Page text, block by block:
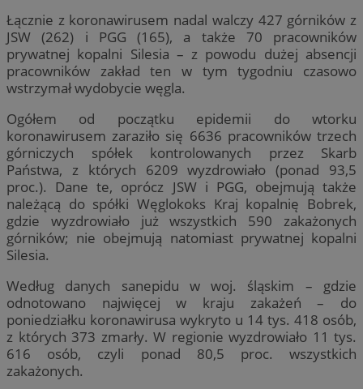
Łącznie z koronawirusem nadal walczy 427 górników z
JSW (262) i PGG (165), a także 70 pracowników
prywatnej kopalni Silesia – z powodu dużej absencji
pracowników zakład ten w tym tygodniu czasowo
wstrzymał wydobycie węgla.
Ogółem od początku epidemii do wtorku
koronawirusem zaraziło się 6636 pracowników trzech
górniczych spółek kontrolowanych przez Skarb
Państwa, z których 6209 wyzdrowiało (ponad 93,5
proc.). Dane te, oprócz JSW i PGG, obejmują także
należącą do spółki Węglokoks Kraj kopalnię Bobrek,
gdzie wyzdrowiało już wszystkich 590 zakażonych
górników; nie obejmują natomiast prywatnej kopalni
Silesia.
Według danych sanepidu w woj. śląskim – gdzie
odnotowano najwięcej w kraju zakażeń – do
poniedziałku koronawirusa wykryto u 14 tys. 418 osób,
z których 373 zmarły. W regionie wyzdrowiało 11 tys.
616 osób, czyli ponad 80,5 proc. wszystkich
zakażonych.